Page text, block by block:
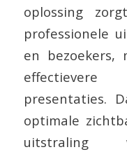
oplossing
professionele
en bezoekers,
presentaties.
optimale
uitstraling